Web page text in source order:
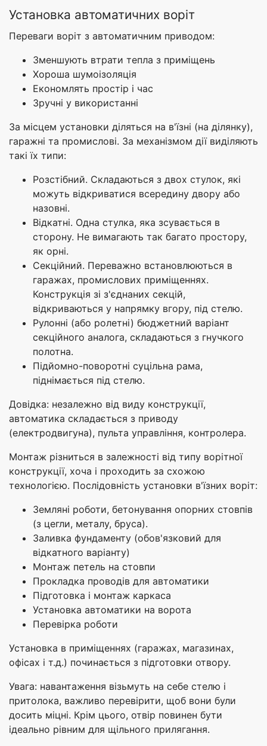
Установка автоматичних воріт
Переваги воріт з автоматичним приводом:
Зменшують втрати тепла з приміщень
Хороша шумоізоляція
Економлять простір і час
Зручні у використанні
За місцем установки діляться на в'їзні (на ділянку),
гаражні та промислові. За механізмом дії виділяють
такі їх типи:
Розстібний. Складаються з двох стулок, які
можуть відкриватися всередину двору або
назовні.
Відкатні. Одна стулка, яка зсувається в
сторону. Не вимагають так багато простору,
як орні.
Секційний. Переважно встановлюються в
гаражах, промислових приміщеннях.
Конструкція зі з'єднаних секцій,
відкриваються у напрямку вгору, під стелю.
Рулонні (або ролетні) бюджетний варіант
секційного аналога, складаються з гнучкого
полотна.
Підйомно-поворотні суцільна рама,
піднімається під стелю.
Довідка: незалежно від виду конструкції,
автоматика складається з приводу
(електродвигуна), пульта управління, контролера.
Монтаж різниться в залежності від типу ворітної
конструкції, хоча і проходить за схожою
технологією. Послідовність установки в'їзних воріт:
Земляні роботи, бетонування опорних стовпів
(з цегли, металу, бруса).
Заливка фундаменту (обов'язковий для
відкатного варіанту)
Монтаж петель на стовпи
Прокладка проводів для автоматики
Підготовка і монтаж каркаса
Установка автоматики на ворота
Перевірка роботи
Установка в приміщеннях (гаражах, магазинах,
офісах і т.д.) починається з підготовки отвору.
Увага: навантаження візьмуть на себе стелю і
притолока, важливо перевірити, щоб вони були
досить міцні. Крім цього, отвір повинен бути
ідеально рівним для щільного прилягання.